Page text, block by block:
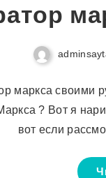
маркса своими
? Вот я
вот если